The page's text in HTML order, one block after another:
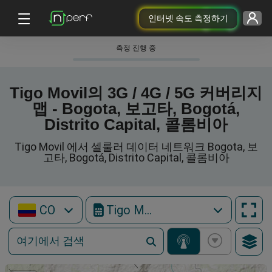
인터넷 속도 측정하기
측정 진행 중
Tigo Movil의 3G / 4G / 5G 커버리지
맵 - Bogota, 보고타, Bogotá,
Distrito Capital, 콜롬비아
Tigo Movil 에서 셀룰러 데이터 네트워크 Bogota, 보
고타, Bogotá, Distrito Capital, 콜롬비아
CO Tigo Movil